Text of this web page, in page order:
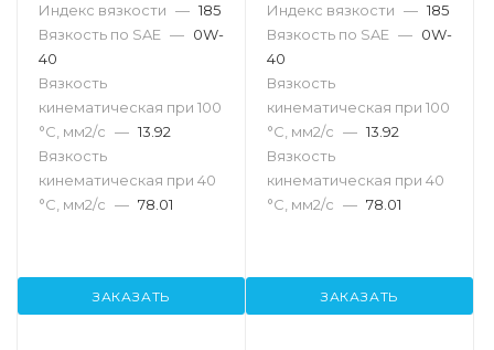
Индекс вязкости — 185
Вязкость по SAE — 0W-
40
Вязкость
кинематическая при 100
°С, мм2/с — 13.92
Вязкость
кинематическая при 40
°С, мм2/с — 78.01
ЗАКАЗАТЬ
Индекс вязкости — 185
Вязкость по SAE — 0W-
40
Вязкость
кинематическая при 100
°С, мм2/с — 13.92
Вязкость
кинематическая при 40
°С, мм2/с — 78.01
ЗАКАЗАТЬ